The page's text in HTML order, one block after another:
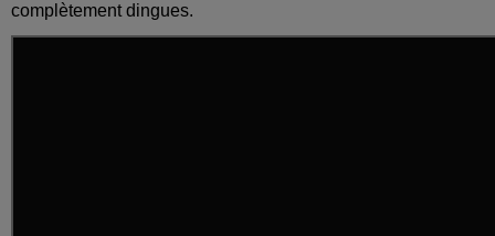
complètement dingues.